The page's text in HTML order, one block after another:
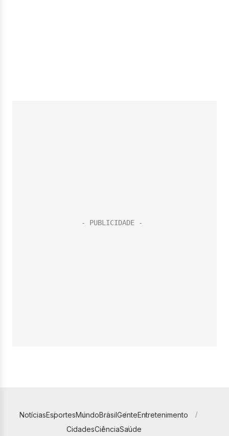
NotíciasEsportesMundoBrasilGenteEntretenimento
CidadesCiênciaSaúde